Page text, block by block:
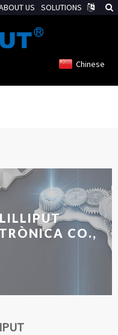
Chinese
CO.,
US SOLUTIONS